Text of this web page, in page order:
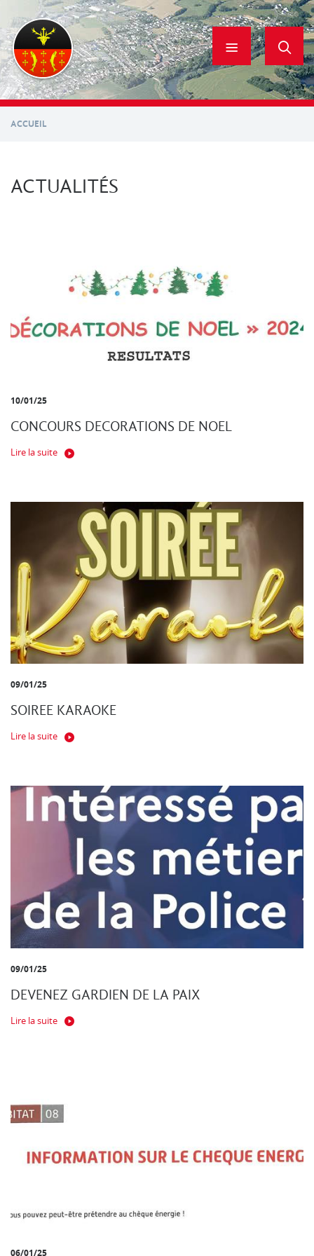
contenu
principal
ACCUEIL
ACTUALITÉS
10/01/25
CONCOURS DECORATIONS DE NOEL
Lire la suite
09/01/25
SOIREE KARAOKE
Lire la suite
09/01/25
DEVENEZ GARDIEN DE LA PAIX
Lire la suite
06/01/25